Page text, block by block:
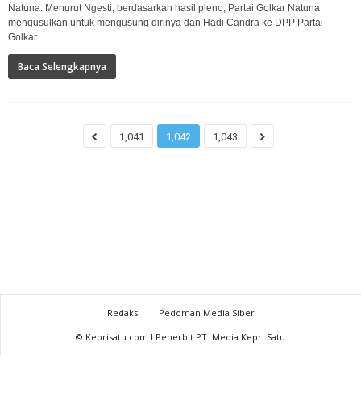
Natuna. Menurut Ngesti, berdasarkan hasil pleno, Partai Golkar Natuna
mengusulkan untuk mengusung dirinya dan Hadi Candra ke DPP Partai
Golkar....
Baca Selengkapnya
1,041 1,042 1,043
Redaksi
Pedoman Media Siber
© Keprisatu.com I Penerbit PT. Media Kepri Satu